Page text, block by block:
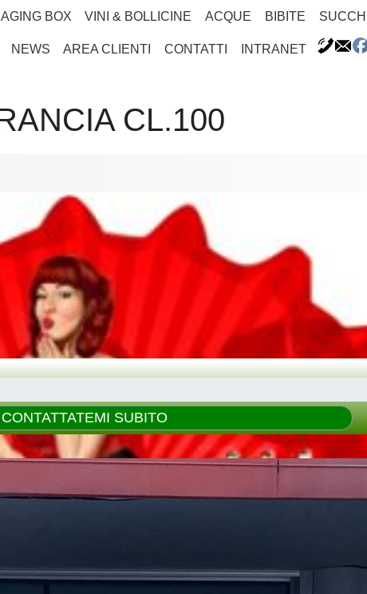
BOX VINI & BOLLICINE ACQUE BIBITE SUCCHI
NEWS AREA CLIENTI CONTATTI INTRANET
CL.100